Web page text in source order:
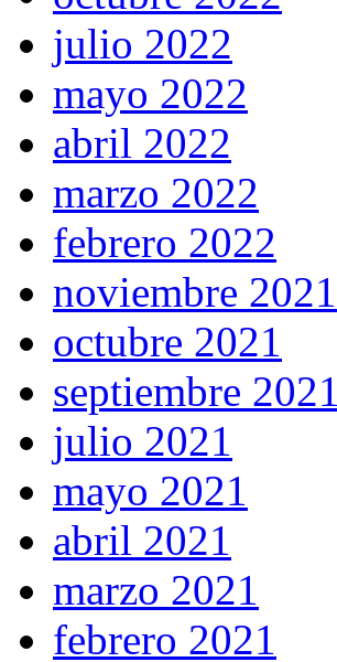
julio 2022
mayo 2022
abril 2022
marzo 2022
febrero 2022
noviembre 2021
octubre 2021
septiembre 2021
julio 2021
mayo 2021
abril 2021
marzo 2021
febrero 2021